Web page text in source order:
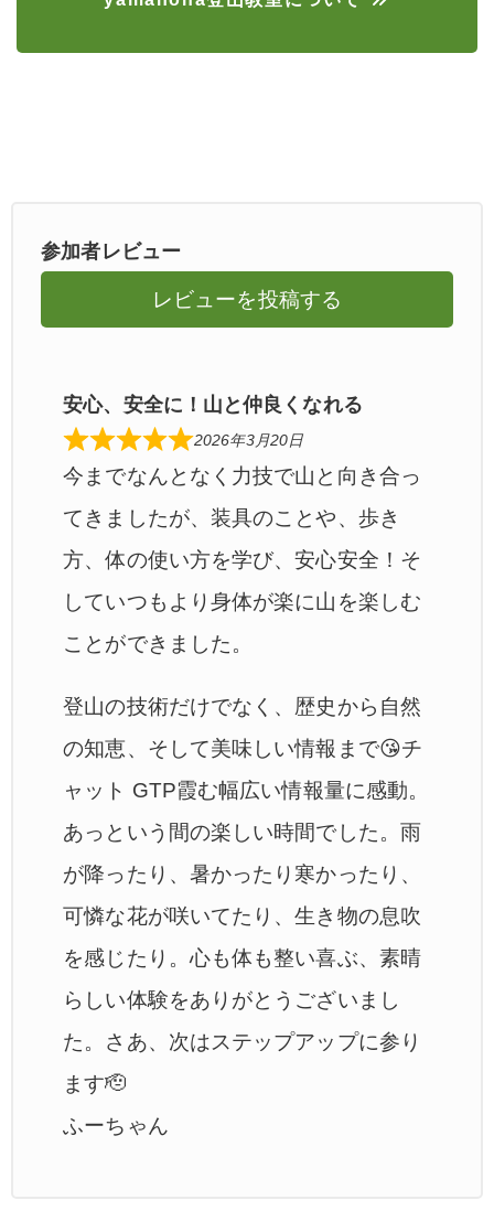
参加者レビュー
レビューを投稿する
安心、安全に！山と仲良くなれる
2026年3月20日
今までなんとなく力技で山と向き合っ
てきましたが、装具のことや、歩き
方、体の使い方を学び、安心安全！そ
していつもより身体が楽に山を楽しむ
ことができました。
登山の技術だけでなく、歴史から自然
の知恵、そして美味しい情報まで😘チ
ャット GTP霞む幅広い情報量に感動。
あっという間の楽しい時間でした。雨
が降ったり、暑かったり寒かったり、
可憐な花が咲いてたり、生き物の息吹
を感じたり。心も体も整い喜ぶ、素晴
らしい体験をありがとうございまし
た。さあ、次はステップアップに参り
ます🫡
ふーちゃん